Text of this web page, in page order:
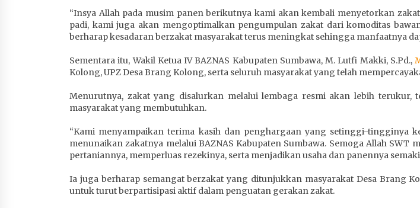
“Insya Allah pada musim panen berikutnya kami akan kembali menyetorkan
padi, kami juga akan mengoptimalkan pengumpulan zakat dari komoditas
berharap kesadaran berzakat masyarakat terus meningkat sehingga manfaatnya
Sementara itu, Wakil Ketua IV BAZNAS Kabupaten Sumbawa, M. Lutfi Makki, S.Pd.,
Kolong, UPZ Desa Brang Kolong, serta seluruh masyarakat yang telah
Menurutnya, zakat yang disalurkan melalui lembaga resmi akan lebih
masyarakat yang membutuhkan.
“Kami menyampaikan terima kasih dan penghargaan yang setinggi-tingginya
menunaikan zakatnya melalui BAZNAS Kabupaten Sumbawa. Semoga Allah
pertaniannya, memperluas rezekinya, serta menjadikan usaha dan panennya
Ia juga berharap semangat berzakat yang ditunjukkan masyarakat Desa Brang
untuk turut berpartisipasi aktif dalam penguatan gerakan zakat.